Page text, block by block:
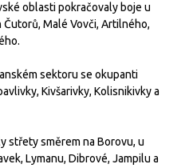
oblasti pokračovaly boje u
Čutorů, Malé Vovči, Artilného,
sektoru se okupanti
Kivšarivky, Kolisnikivky a
střety směrem na Borovu, u
Lymanu, Dibrové, Jampilu a